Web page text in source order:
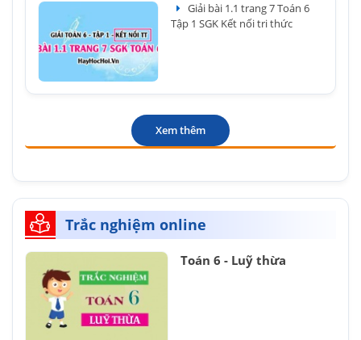
Giải bài 1.1 trang 7 Toán 6
Tập 1 SGK Kết nối tri thức
Xem thêm
Trắc nghiệm online
Toán 6 - Luỹ thừa